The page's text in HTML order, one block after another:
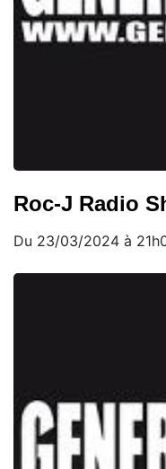
Roc-J Radio
Du 23/03/2024 à